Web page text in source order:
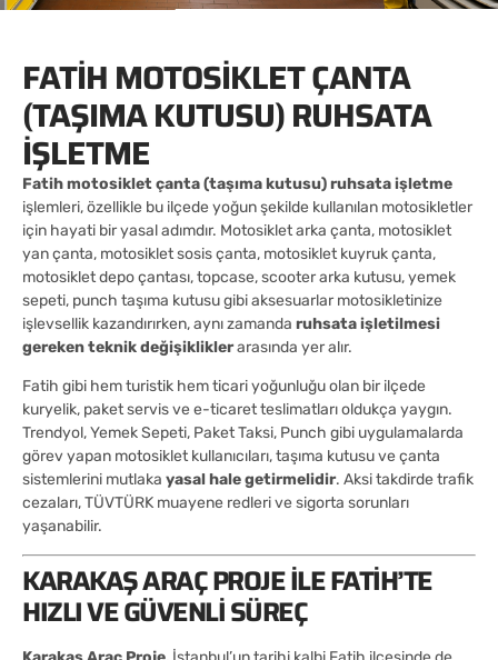
FATIH MOTOSIKLET ÇANTA
(TAŞIMA KUTUSU) RUHSATA
İŞLETME
Fatih motosiklet çanta (taşıma kutusu) ruhsata işletme
işlemleri, özellikle bu ilçede yoğun şekilde kullanılan motosikletler
için hayati bir yasal adımdır. Motosiklet arka çanta, motosiklet
yan çanta, motosiklet sosis çanta, motosiklet kuyruk çanta,
motosiklet depo çantası, topcase, scooter arka kutusu, yemek
sepeti, punch taşıma kutusu gibi aksesuarlar motosikletinize
işlevsellik kazandırırken, aynı zamanda ruhsata işletilmesi
gereken teknik değişikliklerarasında yer alır.
Fatih gibi hem turistik hem ticari yoğunluğu olan bir ilçede
kuryelik, paket servis ve e-ticaret teslimatları oldukça yaygın.
Trendyol, Yemek Sepeti, Paket Taksi, Punch gibi uygulamalarda
görev yapan motosiklet kullanıcıları, taşıma kutusu ve çanta
sistemlerini mutlaka yasal hale getirmelidir. Aksi takdirde trafik
cezaları, TÜVTÜRK muayene redleri ve sigorta sorunları
yaşanabilir.
KARAKAŞ ARAÇ PROJE ILE FATIH’TE
HIZLI VE GÜVENLI SÜREÇ